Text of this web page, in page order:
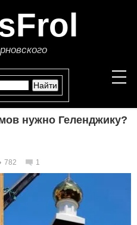
нужно Геленджику?
782 1